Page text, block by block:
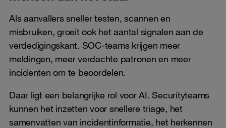
Als aanvallers sneller testen, scannen en
misbruiken, groeit ook het aantal signalen aan de
verdedigingskant. SOC-teams krijgen meer
meldingen, meer verdachte patronen en meer
incidenten om te beoordelen.
Daar ligt een belangrijke rol voor AI. Securityteams
kunnen het inzetten voor snellere triage, het
samenvatten van incidentinformatie, het herkennen